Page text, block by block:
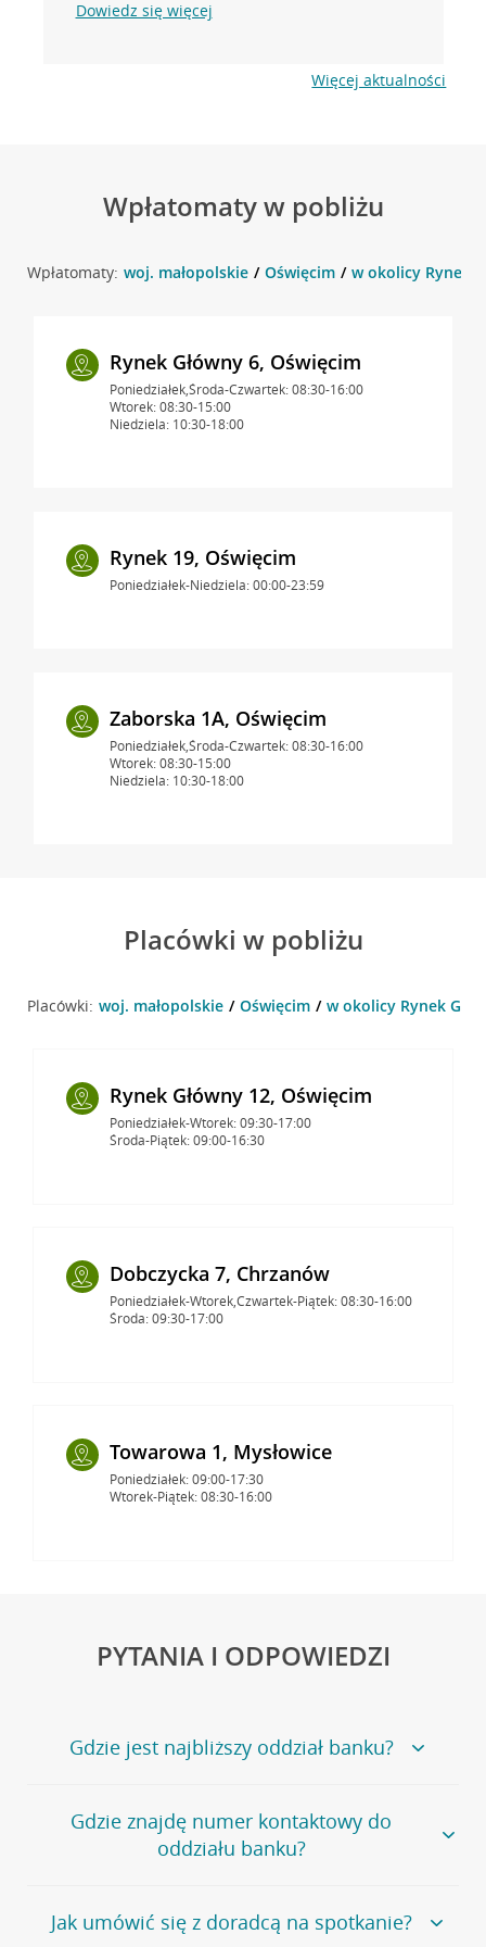
Dowiedz się więcej
Więcej aktualności
Wpłatomaty w pobliżu
Wpłatomaty: woj. małopolskie Oświęcim w okolicy Rynek
Rynek Główny 6, Oświęcim
Poniedziałek,Środa-Czwartek: 08:30-16:00
Wtorek: 08:30-15:00
Niedziela: 10:30-18:00
Rynek 19, Oświęcim
Poniedziałek-Niedziela: 00:00-23:59
Zaborska 1A, Oświęcim
Poniedziałek,Środa-Czwartek: 08:30-16:00
Wtorek: 08:30-15:00
Niedziela: 10:30-18:00
Placówki w pobliżu
Placówki: woj. małopolskie Oświęcim w okolicy Rynek
Rynek Główny 12, Oświęcim
Poniedziałek-Wtorek: 09:30-17:00
Środa-Piątek: 09:00-16:30
Dobczycka 7, Chrzanów
Poniedziałek-Wtorek,Czwartek-Piątek: 08:30-16:00
Środa: 09:30-17:00
Towarowa 1, Mysłowice
Poniedziałek: 09:00-17:30
Wtorek-Piątek: 08:30-16:00
PYTANIA I ODPOWIEDZI
Gdzie jest najbliższy oddział banku?
Jeśli szukasz oddziału naszego banku, zapraszamy na
stronęPlacówki i bankomaty, na której znajduje się
wygodna wyszukiwarka.
oddziałów
Gdzie znajdę numer kontaktowy do
oddziału banku?
Bank Credit Agricole nie udostępnia ogólnego numeru
telefonu do placówki bankowej.
Jak umówić się z doradcą na spotkanie?